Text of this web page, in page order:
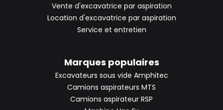
Vente d'excavatrice par aspiration
Location d'excavatrice par aspiration
Service et entretien
Marques populaires
Excavateurs sous vide Amphitec
Camions aspirateurs MTS
Camions aspirateur RSP